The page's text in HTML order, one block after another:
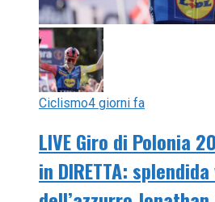
Ciclismo4 giorni fa
LIVE Giro di Polonia
in DIRETTA: